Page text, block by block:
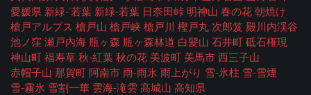
愛媛県 新緑-’若葉 新緑-若葉 日奈田峠 明神山 春の花 朝焼け
槍戸アルプス 槍戸山 槍戸峡 槍戸川 樫戸丸 次郎笈 殿川内渓谷
池ノ窪 瀬戸内海 瓶ヶ森 瓶ヶ森林道 白髪山 石井町 砥石権現
神山町 福寿草 秋-紅葉 秋の花 美波町 美馬市 西三子山
赤帽子山 那賀町 阿南市 雨-雨氷 雨上がり 雪-氷柱 雪-雪煙
雪-霧氷 雪割一華 雲海-滝雲 高城山 高知県